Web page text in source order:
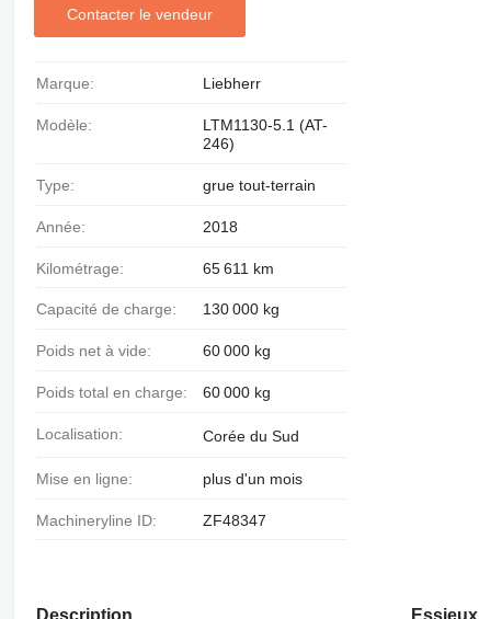
Contacter le vendeur
Marque: Liebherr
Modèle:
LTM1130-5.1 (AT-
246)
Type: grue tout-terrain
Année: 2018
Kilométrage: 65 611 km
Capacité de charge: 130 000 kg
Poids net à vide: 60 000 kg
Poids total en charge: 60 000 kg
Localisation: Corée du Sud
Mise en ligne: plus d'un mois
Machineryline ID: ZF48347